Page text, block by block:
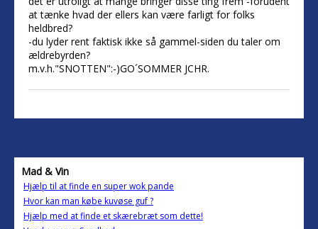
at tænke hvad der ellers kan være farligt for folks
heldbred?
-du lyder rent faktisk ikke så gammel-siden du taler om
ældrebyrden?
m.v.h."SNOTTEN":-)GO´SOMMER JCHR.
Mad & Vin
Hjælp til at finde en super wok pande
Hvor kan man købe kuvøse guf ?
Hjælp med at finde et skærebræt som dette!